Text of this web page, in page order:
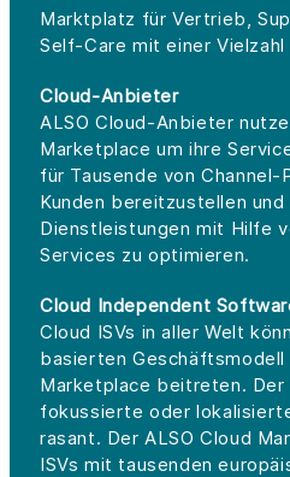
Marktplatz für Vertrieb,
Self-Care mit einer
Cloud-Anbieter
ALSO Cloud-Anbieter
Marketplace um ihre
für Tausende von Channel-
Kunden bereitzustellen und
Dienstleistungen mit Hilfe
Services zu optimieren.
Cloud Independent
Cloud ISVs in aller Welt
basierten Geschäftsmodell
Marketplace beitreten.
fokussierte oder
rasant. Der ALSO Cloud
ISVs mit tausenden